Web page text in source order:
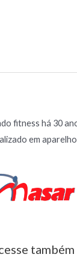
fitness há 30
em
também